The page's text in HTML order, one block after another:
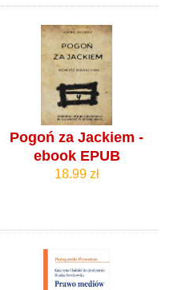
Pogoń za Jackiem -
ebook EPUB
18.99 zł